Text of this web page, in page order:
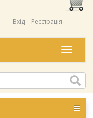
Вхід Реєстрація
Меню